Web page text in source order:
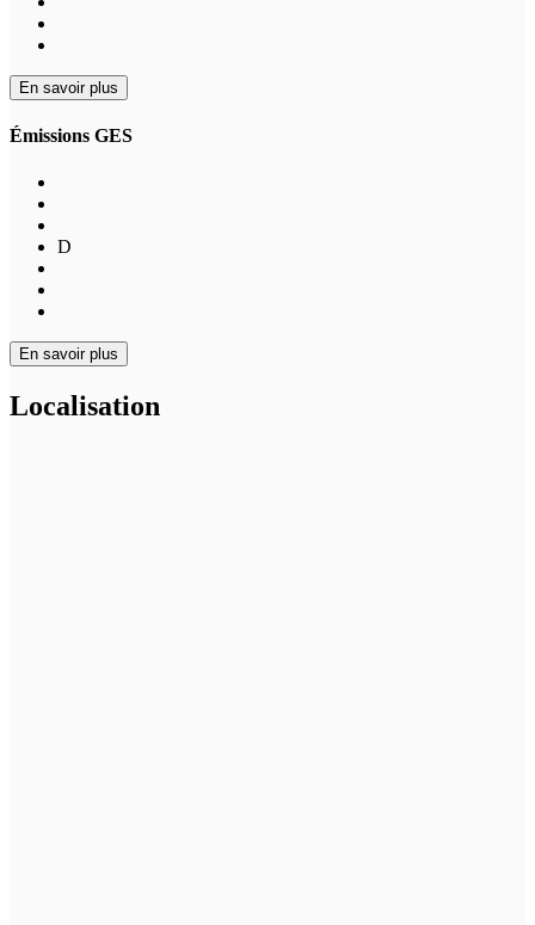
En savoir plus
Émissions GES
D
En savoir plus
Localisation